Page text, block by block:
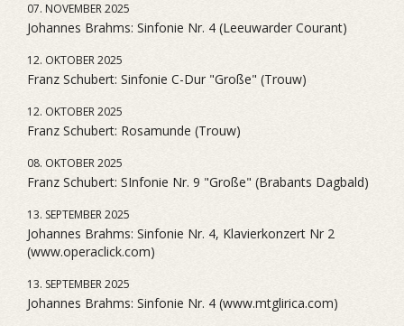
07. NOVEMBER 2025
Johannes Brahms: Sinfonie Nr. 4 (Leeuwarder Courant)
12. OKTOBER 2025
Franz Schubert: Sinfonie C-Dur "Große" (Trouw)
12. OKTOBER 2025
Franz Schubert: Rosamunde (Trouw)
08. OKTOBER 2025
Franz Schubert: SInfonie Nr. 9 "Große" (Brabants Dagbald)
13. SEPTEMBER 2025
Johannes Brahms: Sinfonie Nr. 4, Klavierkonzert Nr 2
(www.operaclick.com)
13. SEPTEMBER 2025
Johannes Brahms: Sinfonie Nr. 4 (www.mtglirica.com)